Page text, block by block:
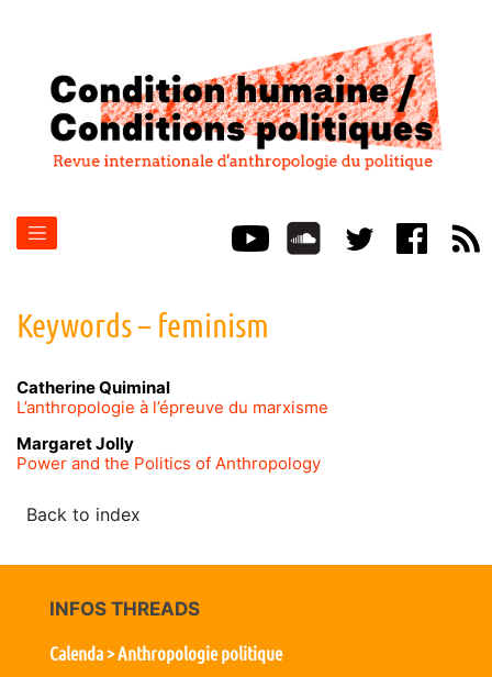
Keywords – feminism
CatherineQuiminal
L’anthropologie à l’épreuve du marxisme
MargaretJolly
Power and the Politics of Anthropology
Back to index
INFOS THREADS
Calenda > Anthropologie politique